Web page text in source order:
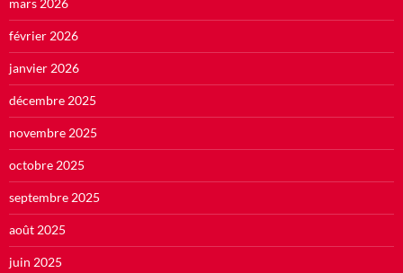
février 2026
janvier 2026
décembre 2025
novembre 2025
octobre 2025
septembre 2025
août 2025
juin 2025